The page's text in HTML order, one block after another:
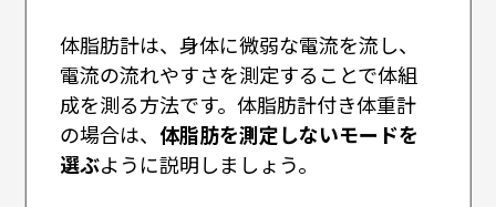
体脂肪計は、身体に微弱な電流を流し、
電流の流れやすさを測定することで体組
成を測る方法です。体脂肪計付き体重計
の場合は、体脂肪を測定しないモードを
選ぶように説明しましょう。